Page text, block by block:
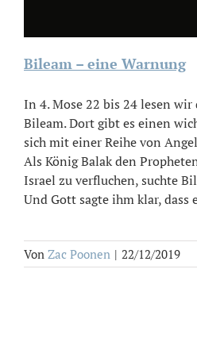
Bileam – eine Warnung
In 4. Mose 22 bis 24 lesen wir
Bileam. Dort gibt es einen
sich mit einer Reihe von
Als König Balak den
Israel zu verfluchen, suchte
Und Gott sagte ihm klar, dass
Von Zac Poonen | 22/12/2019